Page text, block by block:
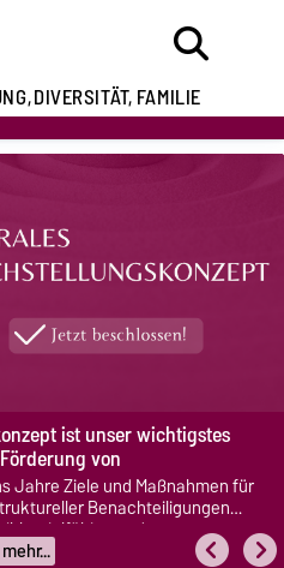
DIVERSITÄT, FAMILIE
ist unser wichtigstes
von
an unserer
Jahre Ziele und Maßnahmen für
Benachteiligungen
vielfältige und
fest.
mehr...